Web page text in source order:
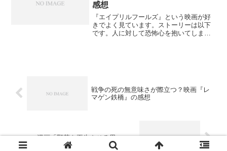
感想
『エイプリルフールズ』という映画が好
きでよく見ています。ストーリーは以下
です。人に対して恐怖心を抱いてしまう
戦争の死の無意味さが際立つ？映画『レ
マゲン鉄橋』の感想
漫画「野菜を再生させる男・・」